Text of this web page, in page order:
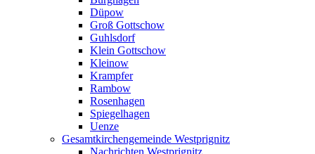
Düpow
Groß Gottschow
Guhlsdorf
Klein Gottschow
Kleinow
Krampfer
Rambow
Rosenhagen
Spiegelhagen
Uenze
Gesamtkirchengemeinde Westprignitz
Nachrichten Westprignitz